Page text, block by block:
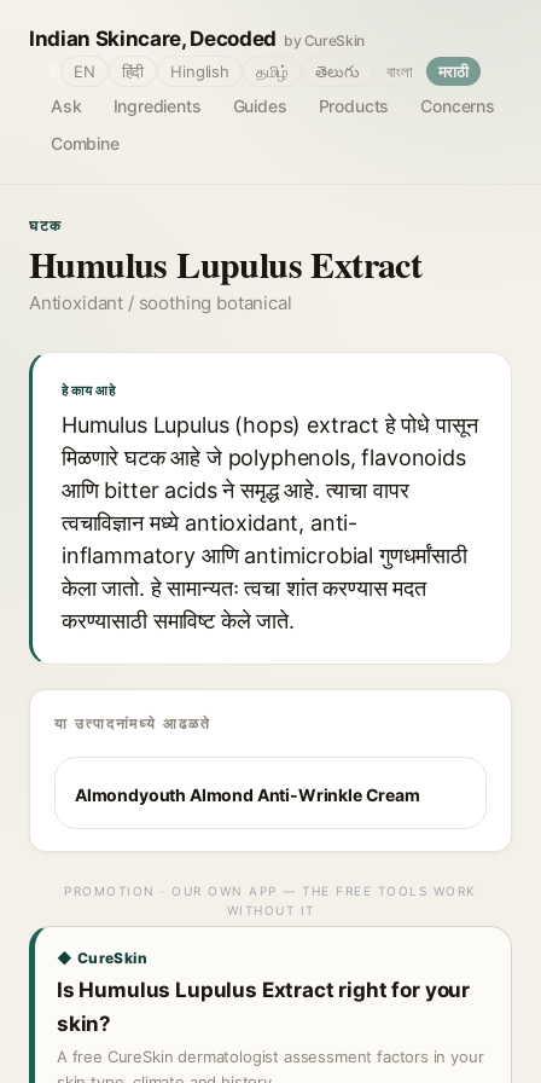
Indian Skincare, Decoded by CureSkin
Ask Ingredients Guides Products
Concerns
Combine
EN हिंदी Hinglish தமிழ் తెలుగు বাংলা मराठी
घटक
Humulus Lupulus Extract
Antioxidant / soothing botanical
हे काय आहे
Humulus Lupulus (hops) extract हे पोधे पासून
मिळणारे घटक आहे जे polyphenols, flavonoids
आणि bitter acids ने समृद्ध आहे. त्याचा वापर
त्वचाविज्ञान मध्ये antioxidant, anti-
inflammatory आणि antimicrobial गुणधर्मांसाठी
केला जातो. हे सामान्यतः त्वचा शांत करण्यास मदत
करण्यासाठी समाविष्ट केले जाते.
या उत्पादनांमध्ये आढळते
Almondyouth Almond Anti-Wrinkle Cream
PROMOTION · OUR OWN APP — THE FREE TOOLS WORK
WITHOUT IT
◆ CureSkin
Is Humulus Lupulus Extract right for your
skin?
A free CureSkin dermatologist assessment factors in your